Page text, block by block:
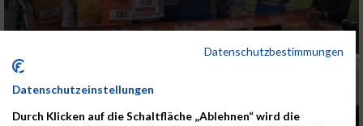
Datenschutzbestimmungen
Datenschutzeinstellungen
Durch Klicken auf die Schaltfläche „Ablehnen“ wird die